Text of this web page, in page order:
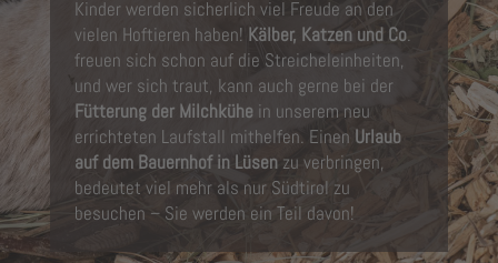
Kinder werden sicherlich viel Freude an den
vielen Hoftieren haben! Kälber, Katzen und Co.
freuen sich schon auf die Streicheleinheiten,
und wer sich traut, kann auch gerne bei der
Fütterung der Milchkühe in unserem neu
errichteten Laufstall mithelfen. Einen Urlaub
auf dem Bauernhof in Lüsen zu verbringen,
bedeutet viel mehr als nur Südtirol zu
besuchen – Sie werden ein Teil davon!